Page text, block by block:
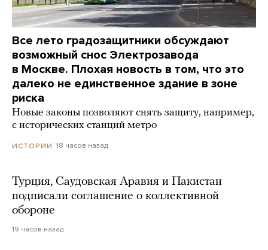
Все лето градозащитники обсуждают
возможный снос Электрозавода
в Москве. Плохая новость в том, что это
далеко не единственное здание в зоне
риска
Новые законы позволяют снять защиту, например,
с исторических станций метро
ИСТОРИИ 18 часов назад
Турция, Саудовская Аравия и Пакистан
подписали соглашение о коллективной
обороне
19 часов назад